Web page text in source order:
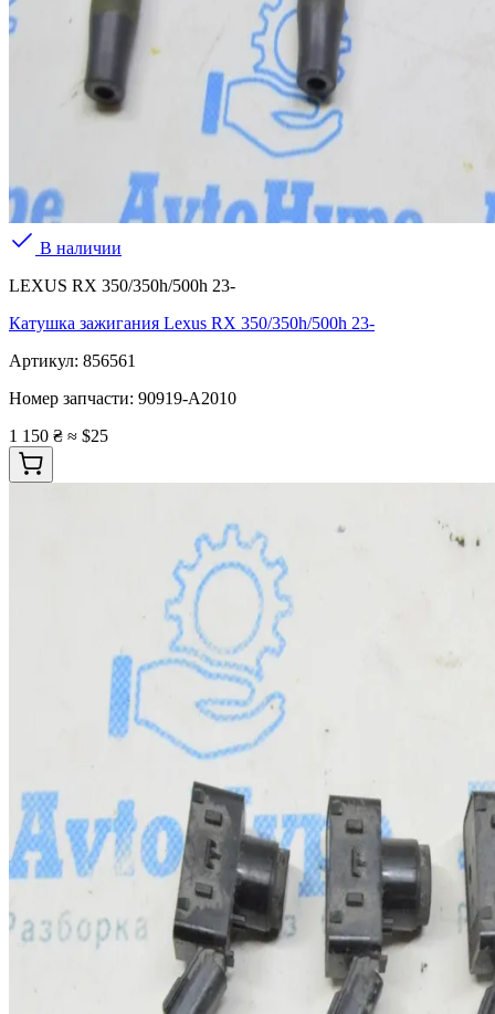
В наличии
LEXUS RX 350/350h/500h 23-
Катушка зажигания Lexus RX 350/350h/500h 23-
Артикул: 856561
Номер запчасти: 90919-A2010
1 150 ₴ ≈ $25